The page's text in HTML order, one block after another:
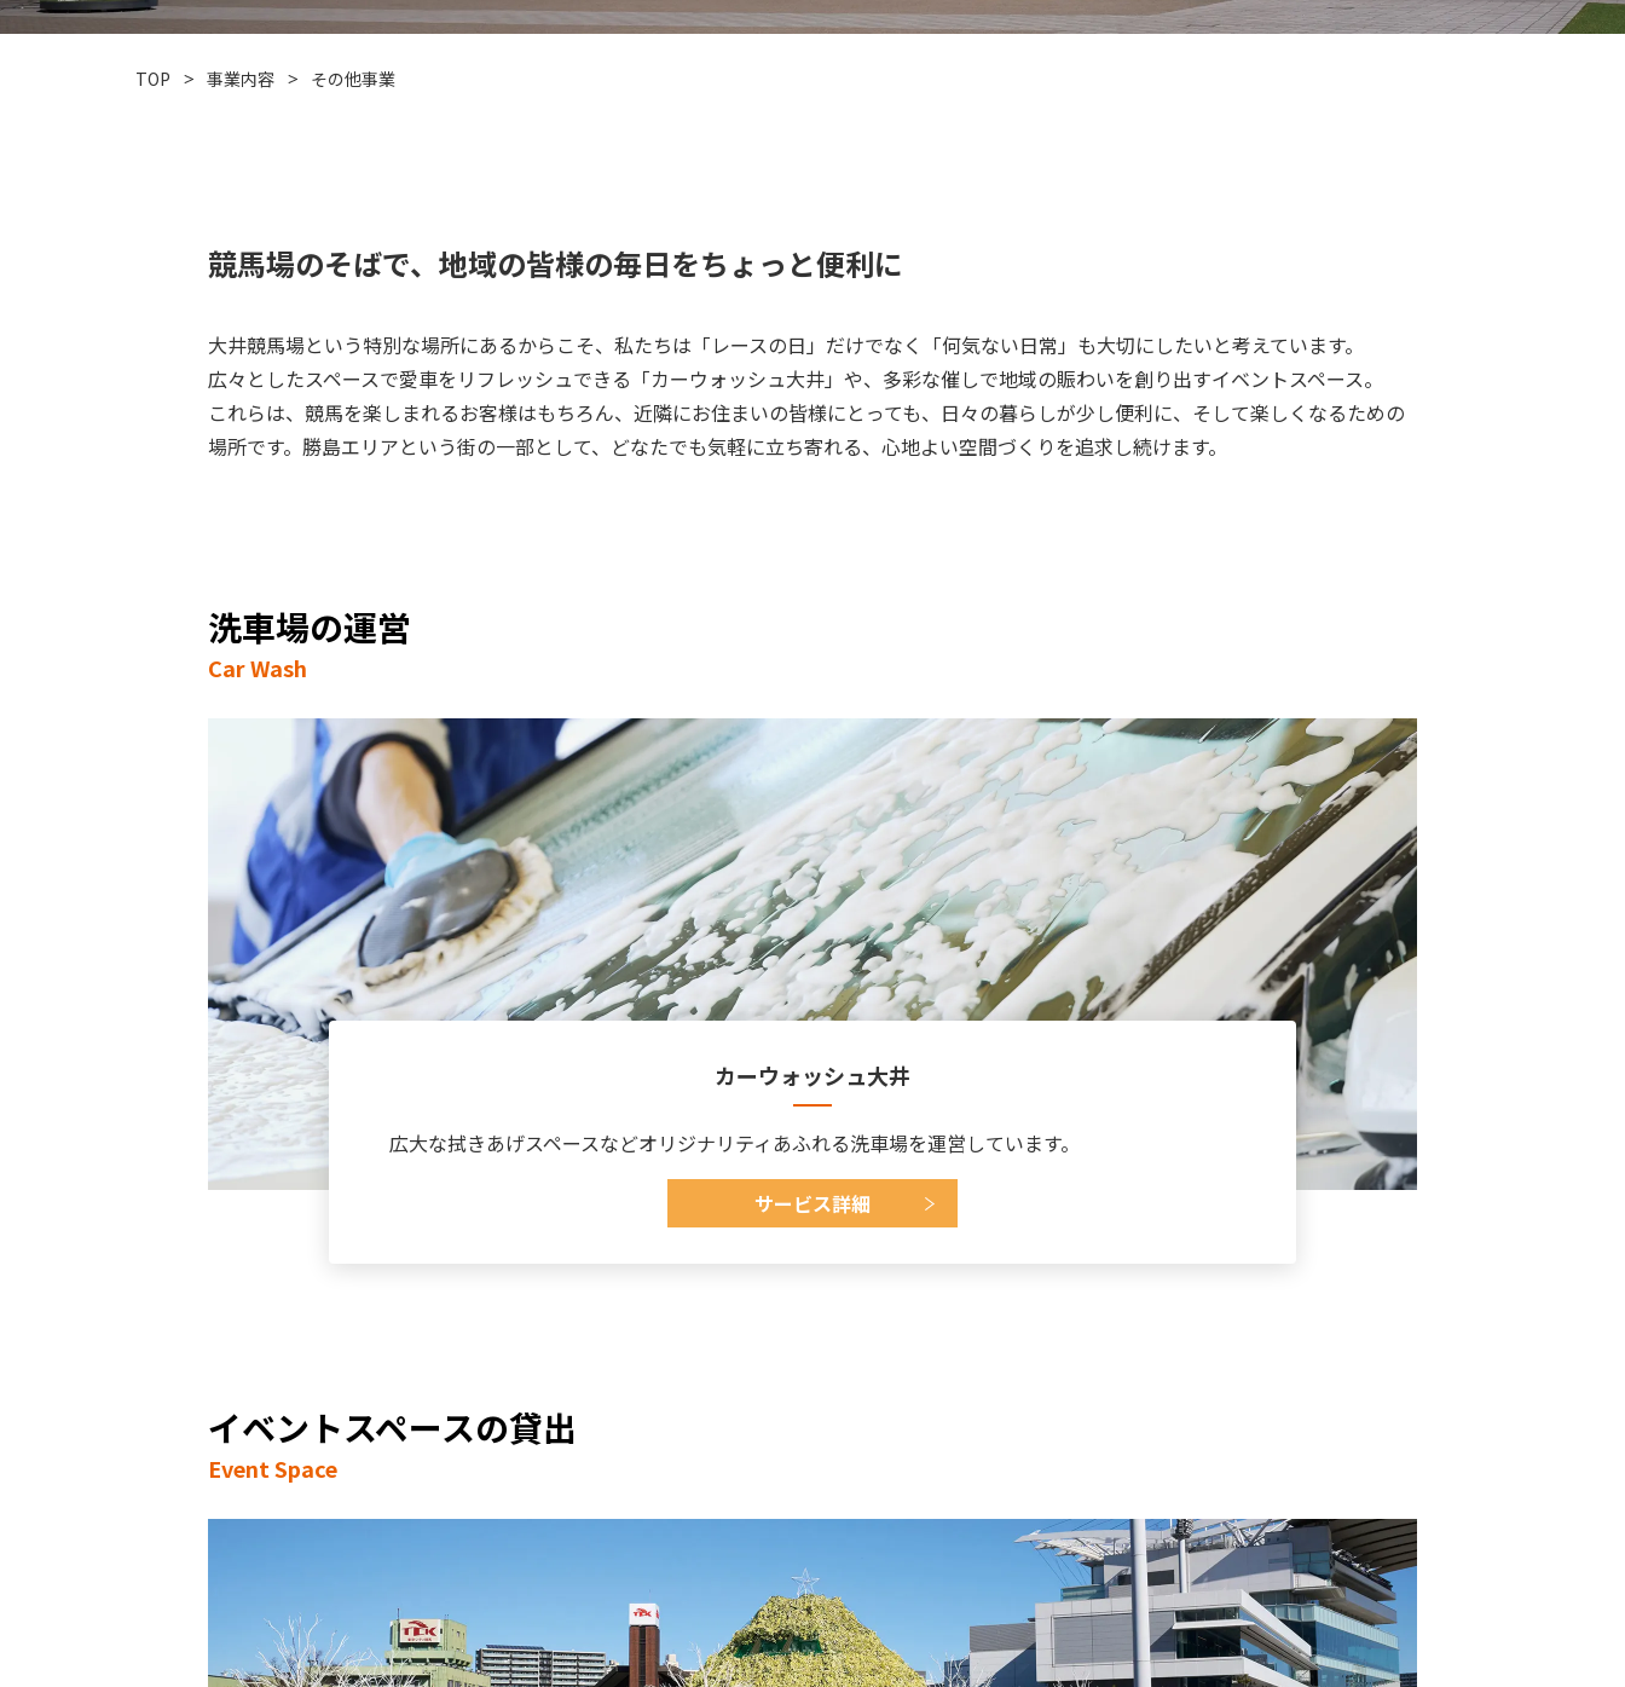
TOP 事業内容 その他事業
競馬場のそばで、地域の皆様の毎日をちょっと便利に
大井競馬場という特別な場所にあるからこそ、私たちは「レースの日」だけでなく「何気ない日常」も大切にしたいと考えています。
広々としたスペースで愛車をリフレッシュできる「カーウォッシュ大井」や、多彩な催しで地域の賑わいを創り出すイベントスペース。
これらは、競馬を楽しまれるお客様はもちろん、近隣にお住まいの皆様にとっても、日々の暮らしが少し便利に、そして楽しくなるための
場所です。勝島エリアという街の一部として、どなたでも気軽に立ち寄れる、心地よい空間づくりを追求し続けます。
洗車場の運営
Car Wash
カーウォッシュ大井
広大な拭きあげスペースなどオリジナリティあふれる洗車場を運営しています。
サービス詳細
イベントスペースの貸出
Event Space